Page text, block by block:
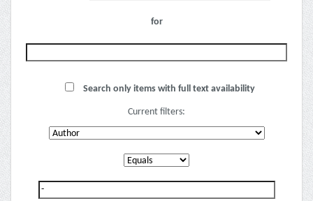
for
Search only items with full text availability
Current filters: